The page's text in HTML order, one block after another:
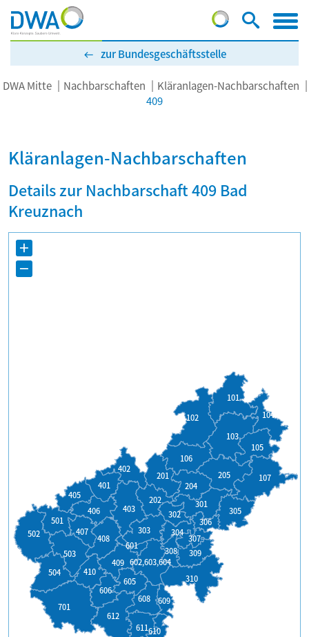
zur Bundesgeschäftsstelle
DWA Mitte Nachbarschaften
Kläranlagen-Nachbarschaften
409
Kläranlagen-Nachbarschaften
Details zur Nachbarschaft 409 Bad
Kreuznach
701
612
611610
609
608
606
605
602,603,604
601
503
504
502
501
410
409
408
407
406
405
403
402
401
310
309
308
307
306
305
304
303
302
301
205
204
202
201 107
106
105
104
103
102
101
+
−